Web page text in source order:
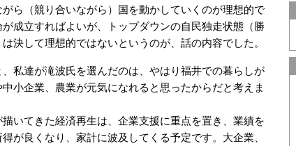
ら（競り合いながら）国を動かしていくのが理想的で
成立すればよいが、トップダウンの自民独走状態（勝
決して理想的ではないというのが、話の内容でした。
私達が滝波氏を選んだのは、やはり福井での暮らしが
小企業、農業が元気になれると思ったからだと考えま
いてきた経済再生は、企業支援に重点を置き、業績を
が良くなり、家計に波及してくる予定です。大企業、